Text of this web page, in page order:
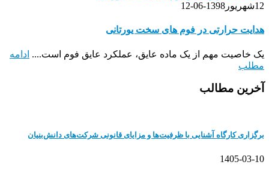
12شهریور 1398-06-12
هدایت حرارتی در فوم های سخت یورتانی
یک خاصیت مهم از یک ماده عایق، عملکرد عایق فوم است.... ادامه
مطلب
آخرین مطالب
برگزاری کارگاه آشنایی با ظرفیت‌ها و مزایای قانونی شرکت‌های دانش‌بنیان
1405-03-10